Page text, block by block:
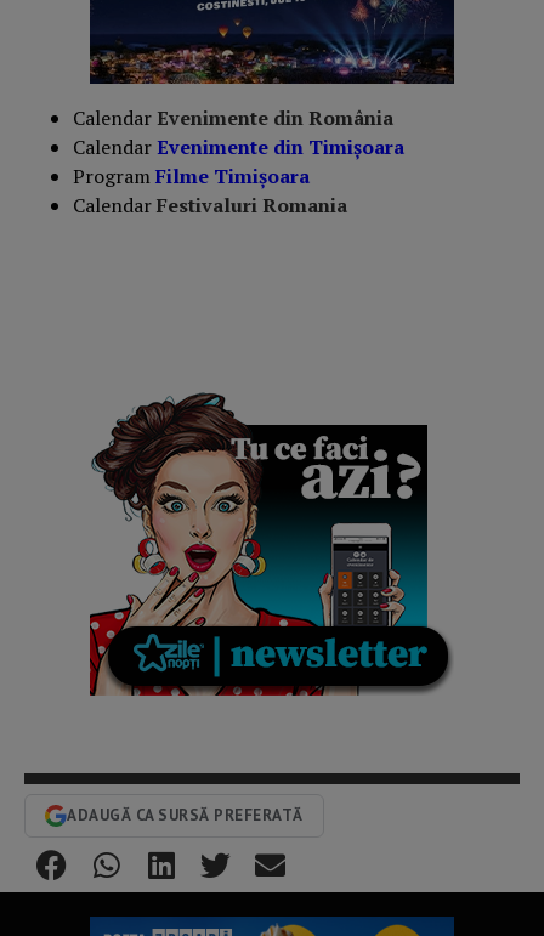
Calendar Evenimente din România
CalendarEvenimente din Timișoara
ProgramFilme Timișoara
CalendarFestivaluri Romania
ADAUGĂ CA SURSĂ PREFERATĂ